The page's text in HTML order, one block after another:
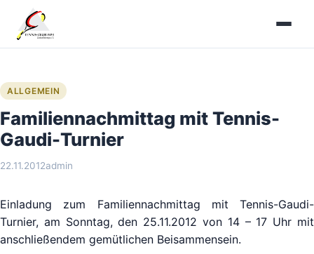
Inhalt
springen
ALLGEMEIN
Familiennachmittag mit Tennis-
Gaudi-Turnier
22.11.2012admin
Einladung zum Familiennachmittag mit Tennis-Gaudi-
Turnier, am Sonntag, den 25.11.2012 von 14 – 17 Uhr mit
anschließendem gemütlichen Beisammensein.